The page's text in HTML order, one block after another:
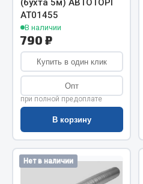
Весь раздел
Цепи подъёмные
РТИ
Кольца уплотнительные
Лента конвейерная
(бухта 5м) АВТОТОРГ
АТ01455
В наличии
790 ₽
Купить в один клик
Опт
при полной предоплате
В корзину
Нет в наличии